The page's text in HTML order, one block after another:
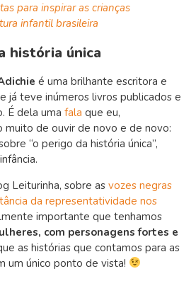
para inspirar as crianças
infantil brasileira
história única
é uma brilhante escritora e
já teve inúmeros livros publicados e
É dela uma fala que eu,
muito de ouvir de novo e de novo:
“o perigo da história única”,
Leiturinha, sobre as vozes negras
da representatividade nos
importante que tenhamos
com personagens fortes e
as histórias que contamos para as
um único ponto de vista!